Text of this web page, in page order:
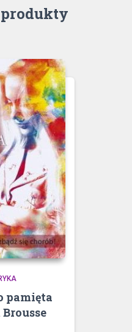
pamięta